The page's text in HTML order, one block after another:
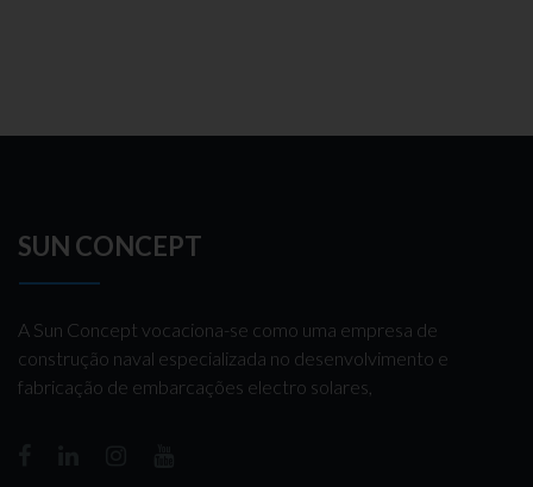
SUN CONCEPT
A Sun Concept vocaciona-se como uma empresa de
construção naval especializada no desenvolvimento e
fabricação de embarcações electro solares,